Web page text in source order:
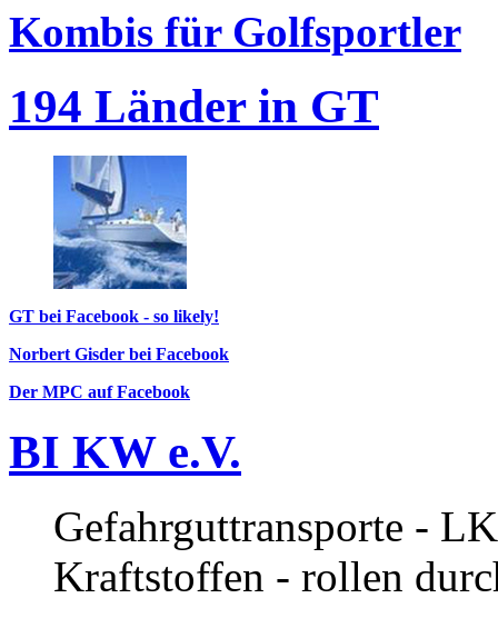
Kombis für Golfsportler
194 Länder in GT
GT bei Facebook - so likely!
Norbert Gisder bei Facebook
Der MPC auf Facebook
BI KW e.V.
Gefahrguttransporte -
Kraftstoffen - rollen